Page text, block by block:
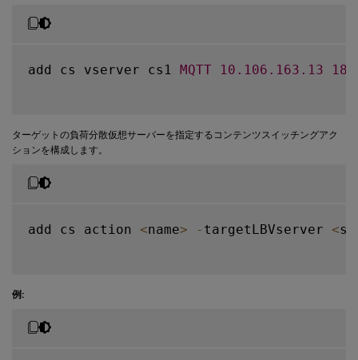
add cs vserver cs1 MQTT 10.106 .163 .13
ターゲットの負荷分散仮想サーバーを指定するコンテンツスイッチングアク
ションを構成します。
add cs action <name> - targetLBVserver <
例: